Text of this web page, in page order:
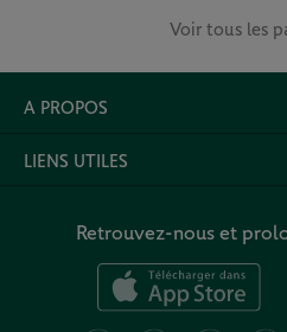
Voir tous les
A PROPOS
LIENS UTILES
Retrouvez-nous et